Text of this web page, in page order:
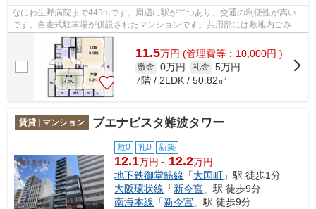
なにわ生野病院まで449mです。周辺に駅が二つあり、交通の利便性が高い
です。自走式駐車場が併設されたマンションです。共用部には敷地内ごみ置
き場・エレベータなどが揃っており、と...
11.5万円 (管理費等：10,000円 )
敷金 0万円 礼金 5万円
7階 / 2LDK / 50.82㎡
賃貸 | マンション ブエナビスタ難波タワー
敷0 礼0 新築
12.1万円～ 12.2万円
地下鉄御堂筋線 「大国町 」駅 徒歩1分
大阪環状線 「新今宮 」駅 徒歩9分
南海本線 「新今宮 」駅 徒歩9分